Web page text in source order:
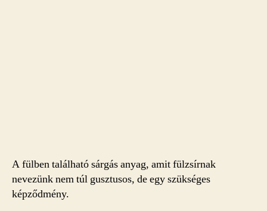
A fülben található sárgás anyag, amit fülzsírnak
nevezünk nem túl gusztusos, de egy szükséges
képződmény.